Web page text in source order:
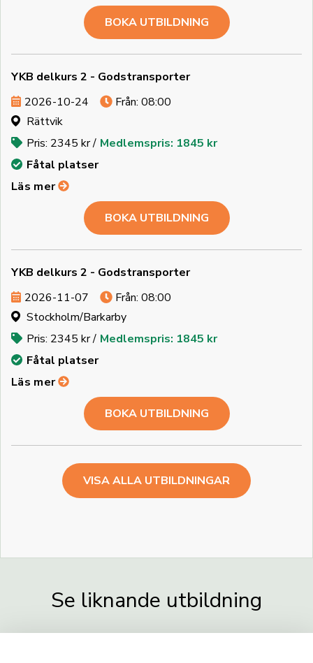
BOKA UTBILDNING
YKB delkurs 2 - Godstransporter
2026-10-24
Från: 08:00
Rättvik
Pris: 2345 kr / Medlemspris: 1845 kr
Fåtal platser
Läs mer
BOKA UTBILDNING
YKB delkurs 2 - Godstransporter
2026-11-07
Från: 08:00
Stockholm/Barkarby
Pris: 2345 kr / Medlemspris: 1845 kr
Fåtal platser
Läs mer
BOKA UTBILDNING
VISA ALLA UTBILDNINGAR
Se liknande utbildning